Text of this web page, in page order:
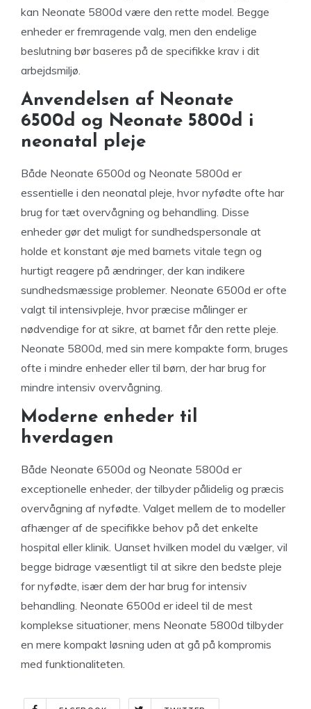
kan Neonate 5800d være den rette model. Begge
enheder er fremragende valg, men den endelige
beslutning bør baseres på de specifikke krav i dit
arbejdsmiljø.
Anvendelsen af Neonate
6500d og Neonate 5800d i
neonatal pleje
Både Neonate 6500d og Neonate 5800d er
essentielle i den neonatal pleje, hvor nyfødte ofte har
brug for tæt overvågning og behandling. Disse
enheder gør det muligt for sundhedspersonale at
holde et konstant øje med barnets vitale tegn og
hurtigt reagere på ændringer, der kan indikere
sundhedsmæssige problemer. Neonate 6500d er ofte
valgt til intensivpleje, hvor præcise målinger er
nødvendige for at sikre, at barnet får den rette pleje.
Neonate 5800d, med sin mere kompakte form, bruges
ofte i mindre enheder eller til børn, der har brug for
mindre intensiv overvågning.
Moderne enheder til
hverdagen
Både Neonate 6500d og Neonate 5800d er
exceptionelle enheder, der tilbyder pålidelig og præcis
overvågning af nyfødte. Valget mellem de to modeller
afhænger af de specifikke behov på det enkelte
hospital eller klinik. Uanset hvilken model du vælger, vil
begge bidrage væsentligt til at sikre den bedste pleje
for nyfødte, især dem der har brug for intensiv
behandling. Neonate 6500d er ideel til de mest
komplekse situationer, mens Neonate 5800d tilbyder
en mere kompakt løsning uden at gå på kompromis
med funktionaliteten.